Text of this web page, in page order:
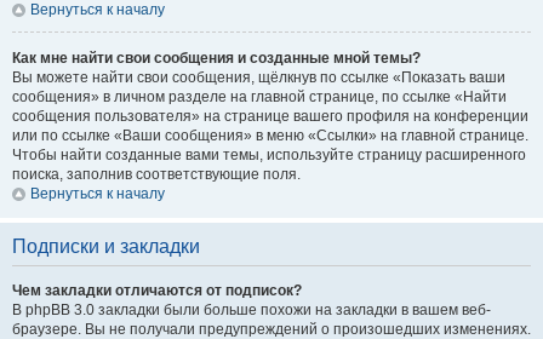
Вернуться к началу
Как мне найти свои сообщения и созданные мной темы?
Вы можете найти свои сообщения, щёлкнув по ссылке «Показать ваши
сообщения» в личном разделе на главной странице, по ссылке «Найти
сообщения пользователя» на странице вашего профиля на конференции
или по ссылке «Ваши сообщения» в меню «Ссылки» на главной странице.
Чтобы найти созданные вами темы, используйте страницу расширенного
поиска, заполнив соответствующие поля.
Вернуться к началу
Подписки и закладки
Чем закладки отличаются от подписок?
В phpBB 3.0 закладки были больше похожи на закладки в вашем веб-
браузере. Вы не получали предупреждений о произошедших изменениях.